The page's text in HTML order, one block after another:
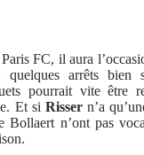
FC, il aura
quelques arrêts bien
pourrait vite être
Et si Risser n’a
Bollaert n’ont pas